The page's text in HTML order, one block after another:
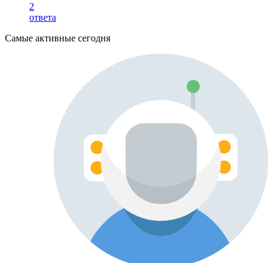
2
ответа
Самые активные сегодня